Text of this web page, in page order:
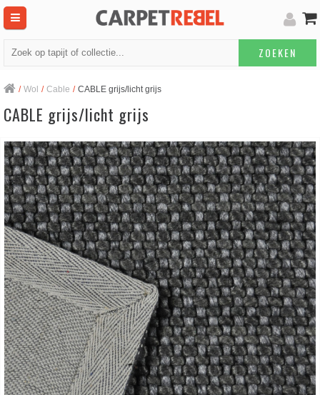
ZOEKEN
/ Wol / Cable / CABLE grijs/licht grijs
CABLE grijs/licht grijs